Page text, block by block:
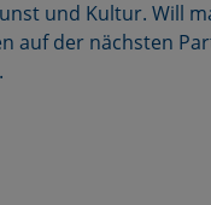
und Kultur. Will
auf der nächsten